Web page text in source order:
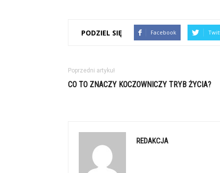
PODZIEL SIĘ Facebook
Poprzedni artykuł
CO TO ZNACZY KOCZOWNICZY TRYB ŻYCIA?
REDAKCJA